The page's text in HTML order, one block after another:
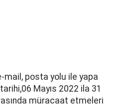
mail, posta yolu ile yapa
Mayıs 2022 ila 31
müracaat etmeleri